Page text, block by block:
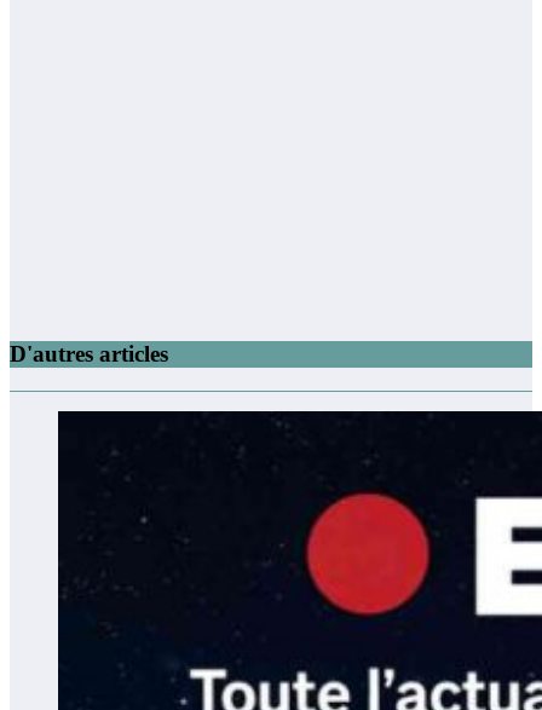
D'autres articles